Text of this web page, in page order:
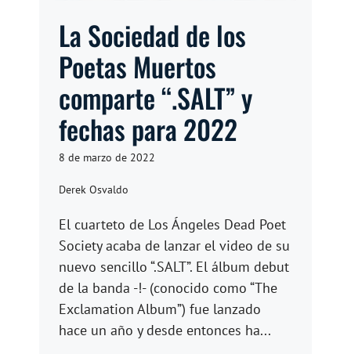
La Sociedad de los
Poetas Muertos
comparte “.SALT” y
fechas para 2022
8 de marzo de 2022
Derek Osvaldo
El cuarteto de Los Ángeles Dead Poet
Society acaba de lanzar el video de su
nuevo sencillo “.SALT”. El álbum debut
de la banda -!- (conocido como “The
Exclamation Album”) fue lanzado
hace un año y desde entonces ha...